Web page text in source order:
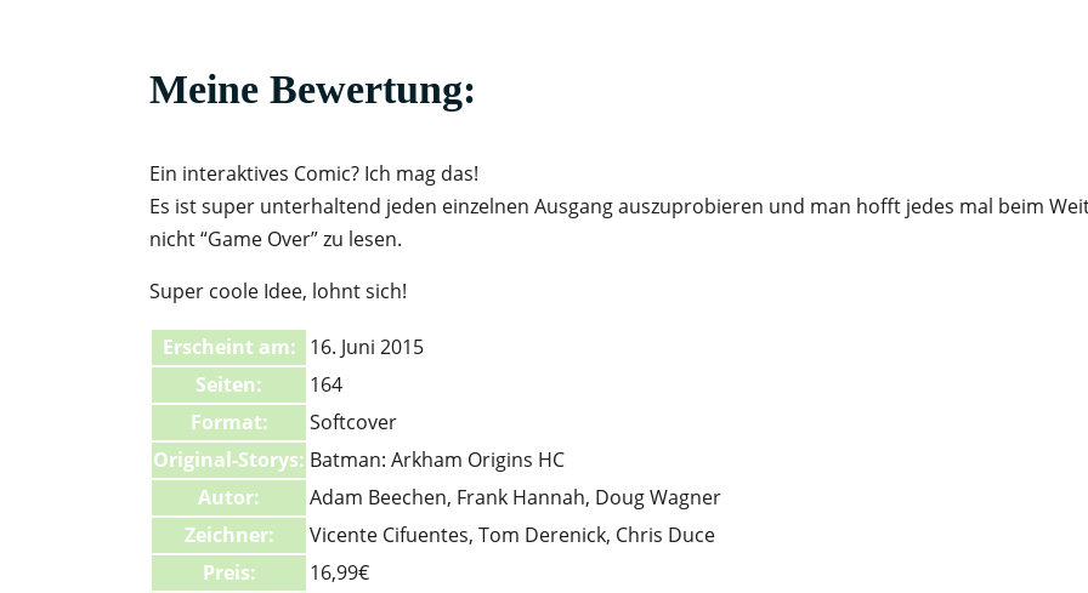
Meine Bewertung:
Ein interaktives Comic? Ich mag das!
Es ist super unterhaltend jeden einzelnen Ausgang auszuprobieren und man hofft jedes mal beim
nicht “Game Over” zu lesen.
Super coole Idee, lohnt sich!
Erscheint am: 16. Juni 2015
Seiten:
164
Format:
Softcover
Original-Storys: Batman: Arkham Origins HC
Autor:
Adam Beechen, Frank Hannah, Doug Wagner
Zeichner:
Vicente Cifuentes, Tom Derenick, Chris Duce
Preis:
16,99€